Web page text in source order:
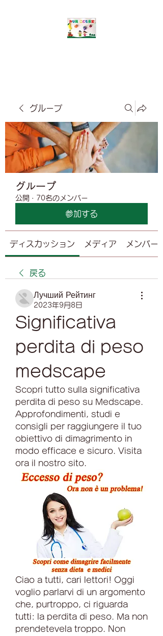
グループ
グループ
公開 · 70名のメンバー
参加する
ディスカッション メディア メンバー
戻る
Лучший Рейтинг
2023年9月8日
Significativa
perdita di peso
medscape
Scopri tutto sulla significativa
perdita di peso su Medscape.
Approfondimenti, studi e
consigli per raggiungere il tuo
obiettivo di dimagrimento in
modo efficace e sicuro. Visita
ora il nostro sito.
Ciao a tutti, cari lettori! Oggi
voglio parlarvi di un argomento
che, purtroppo, ci riguarda
tutti: la perdita di peso. Ma non
prendetevela troppo. Non